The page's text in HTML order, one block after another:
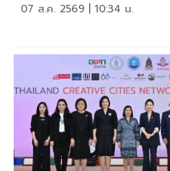
07 ส.ค. 2569 | 10:34 น.